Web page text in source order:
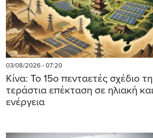
03/08/2026 - 07:20
Κίνα: Το 15ο πενταετές σχέδιο
τεράστια επέκταση σε ηλιακή
ενέργεια